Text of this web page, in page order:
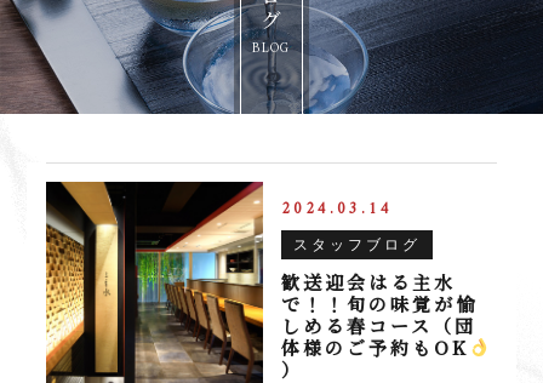
BLOG
2024.03.14
スタッフブログ
歓送迎会はる主水
で！！旬の味覚が愉
しめる春コース（団
体様のご予約もOK
）